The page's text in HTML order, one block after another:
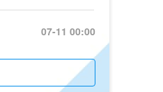
07-11 00:00